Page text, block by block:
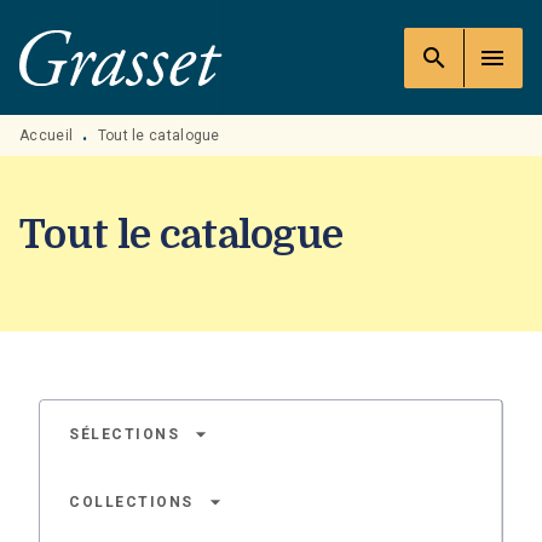
MENU RECHERCHE
PIED DE PAGE
search menu
Accueil • Tout le catalogue
Tout le catalogue
SÉLECTIONS arrow_drop_down
COLLECTIONS arrow_drop_down